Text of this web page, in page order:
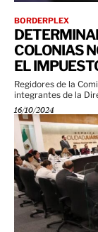
BORDERPLEX
COLONIAS
EL
Regidores de la
integrantes de la
16/10/2024